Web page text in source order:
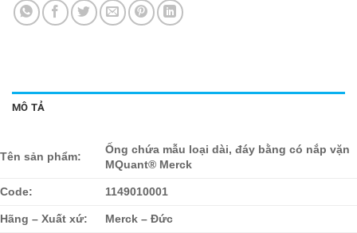
MÔ TẢ
Tên sản phẩm:
Ống chứa mẫu loại dài, đáy bằng có nắp vặn
MQuant® Merck
Code: 1149010001
Hãng – Xuất xứ: Merck – Đức